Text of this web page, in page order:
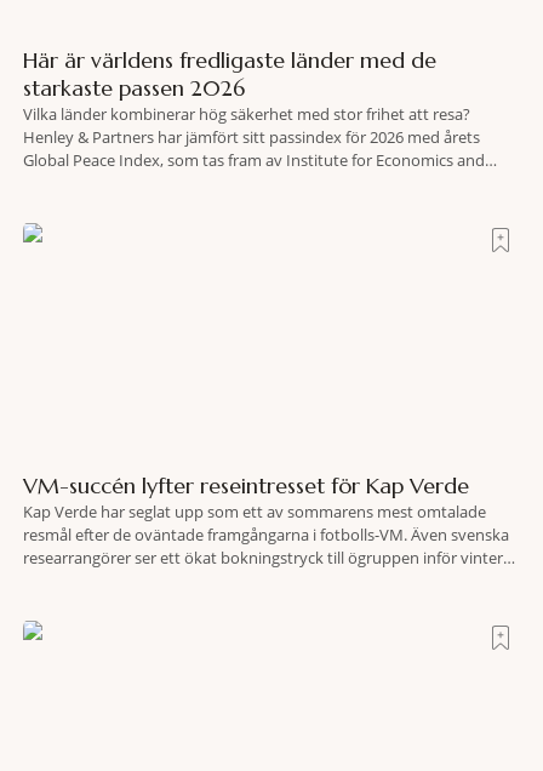
Här är världens fredligaste länder med de
starkaste passen 2026
Vilka länder kombinerar hög säkerhet med stor frihet att resa?
Henley & Partners har jämfört sitt passindex för 2026 med årets
Global Peace Index, som tas fram av Institute for Economics and
VM-succén lyfter reseintresset för Kap Verde
Kap Verde har seglat upp som ett av sommarens mest omtalade
resmål efter de oväntade framgångarna i fotbolls-VM. Även svenska
researrangörer ser ett ökat bokningstryck till ögruppen inför vintern.
motsvarande vecka i